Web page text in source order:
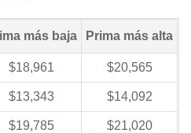
más baja Prima más alta
$18,961 $20,565
$13,343 $14,092
$19,785 $21,020